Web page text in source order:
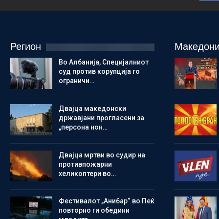
Регион
Во Албанија, Специјалниот
суд против корупција го
ограничи…
Двајца македонски
државјани прогласени за
„персона нон…
Двајца мртви во судир на
противпожарни
хеликоптери во…
Фестивалот „Анибар“ во Пеќ
повторно ги обедини